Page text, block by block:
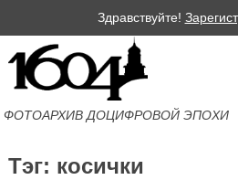
Здравствуйте!
ФОТОАРХИВ ДОЦИФРОВОЙ ЭПОХИ
Тэг: косички